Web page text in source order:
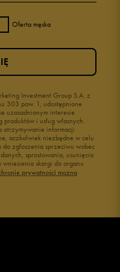
Oferta męska
Investment Group S.A. z
303 paw. 1, udostępnione
uzasadnionym interesie
i usług własnych.
otrzymywanie informacji
aczkolwiek niezbędne w celu
zgłoszenia sprzeciwu wobec
sprostowania, usunięcia
skargi do organu
prywatności można